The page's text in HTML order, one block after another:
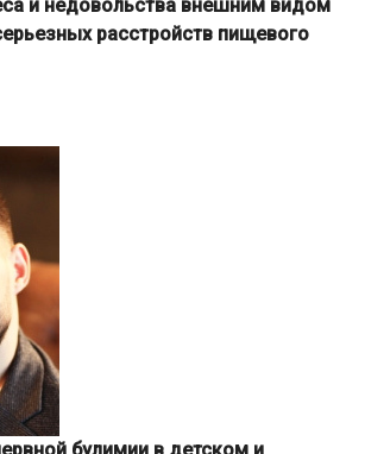
и недовольства внеш­ним видом
расстройств пищевого
булимии в детском и